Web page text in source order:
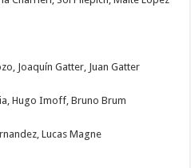
Joaquín Gatter, Juan Gatter
Hugo Imoff, Bruno Brum
Lucas Magne